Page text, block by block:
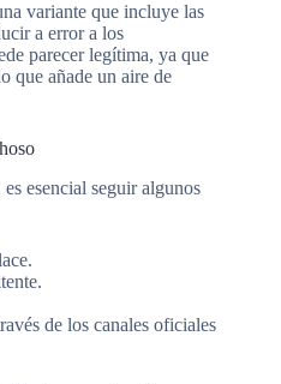
variante que incluye las
a error a los
parecer legítima, ya que
que añade un aire de
esencial seguir algunos
de los canales oficiales